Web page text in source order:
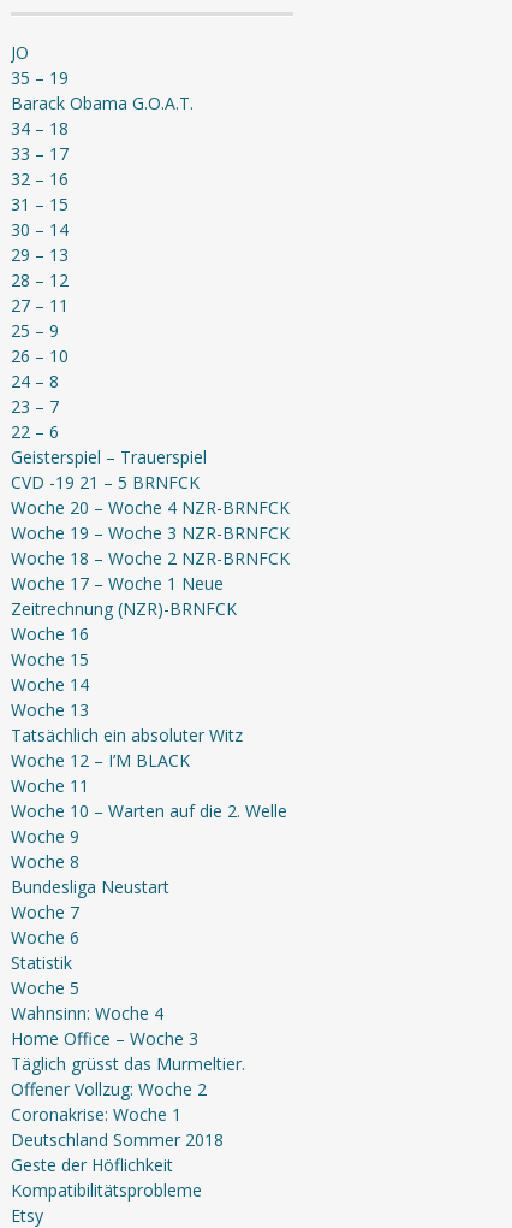
JO
35 – 19
Barack Obama G.O.A.T.
34 – 18
33 – 17
32 – 16
31 – 15
30 – 14
29 – 13
28 – 12
27 – 11
25 – 9
26 – 10
24 – 8
23 – 7
22 – 6
Geisterspiel – Trauerspiel
CVD -19 21 – 5 BRNFCK
Woche 20 – Woche 4 NZR-BRNFCK
Woche 19 – Woche 3 NZR-BRNFCK
Woche 18 – Woche 2 NZR-BRNFCK
Woche 17 – Woche 1 Neue
Zeitrechnung (NZR)-BRNFCK
Woche 16
Woche 15
Woche 14
Woche 13
Tatsächlich ein absoluter Witz
Woche 12 – I’M BLACK
Woche 11
Woche 10 – Warten auf die 2. Welle
Woche 9
Woche 8
Bundesliga Neustart
Woche 7
Woche 6
Statistik
Woche 5
Wahnsinn: Woche 4
Home Office – Woche 3
Täglich grüsst das Murmeltier.
Offener Vollzug: Woche 2
Coronakrise: Woche 1
Deutschland Sommer 2018
Geste der Höflichkeit
Kompatibilitätsprobleme
Etsy